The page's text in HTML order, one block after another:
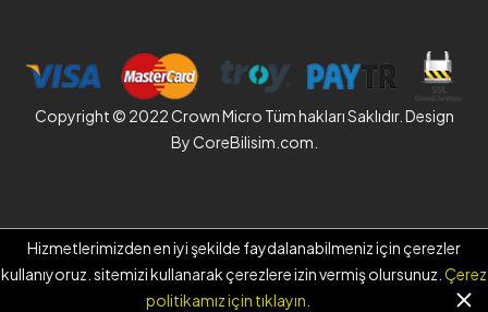
Copyright © 2022 Crown Micro Tüm hakları Saklıdır. Design
ByCoreBilisim.com.
Hizmetlerimizden en iyi şekilde faydalanabilmeniz için çerezler
kullanıyoruz. sitemizi kullanarak çerezlere izin vermiş olursunuz. Çerez
politikamız için tıklayın.